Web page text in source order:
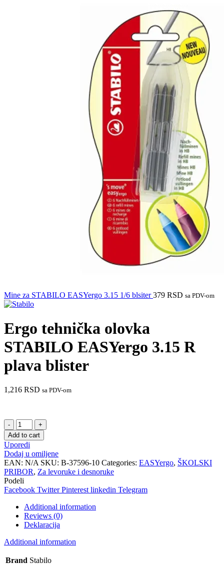
Mine za STABILO EASYergo 3.15 1/6 blsiter379 RSD sa PDV-om
Ergo tehnička olovka
STABILO EASYergo 3.15 R
plava blister
1,216 RSD sa PDV-om
Ergo
tehnička
olovka
STABILO
EASYergo
3.15
R
plava
blister
quantity
Add to cart
Uporedi
Dodaj u omiljene
EAN: N/A SKU: B-37596-10 Categories: EASYergo, ŠKOLSKI
PRIBOR, Za levoruke i desnoruke
Podeli
Facebook Twitter Pinterest linkedin Telegram
Additional information
Reviews (0)
Deklaracija
Additional information
Brand Stabilo